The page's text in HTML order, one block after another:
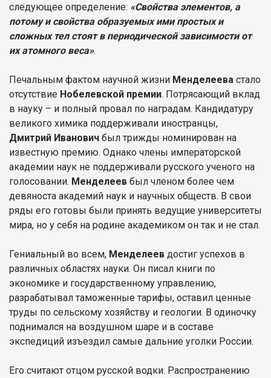
следующее определение: «Свойства элементов, а
потому и свойства образуемых ими простых и
сложных тел стоят в периодической зависимости от
их атомного веса».
Печальным фактом научной жизни Менделеева стало
отсутствие Нобелевской премии. Потрясающий вклад
в науку – и полный провал по наградам. Кандидатуру
великого химика поддерживали иностранцы,
Дмитрий Иванович был трижды номинирован на
известную премию. Однако члены императорской
академии наук не поддерживали русского ученого на
голосовании. Менделеев был членом более чем
девяноста академий наук и научных обществ. В свои
ряды его готовы были принять ведущие университеты
мира, но у себя на родине академиком он так и не стал.
Гениальный во всем, Менделеев достиг успехов в
различных областях науки. Он писал книги по
экономике и государственному управлению,
разрабатывал таможенные тарифы, оставил ценные
труды по сельскому хозяйству и геологии. В одиночку
поднимался на воздушном шаре и в составе
экспедиций изъездил самые дальние уголки России.
Его считают отцом русской водки. Распространению